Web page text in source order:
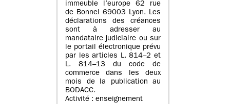
immeuble l’europe 62 rue
de Bonnel 69003 Lyon. Les
déclarations des créances
sont à adresser au
mandataire judiciaire ou sur
le portail électronique prévu
par les articles L. 814–2 et
L. 814–13 du code de
commerce dans les deux
mois de la publication au
BODACC.
Activité : enseignement